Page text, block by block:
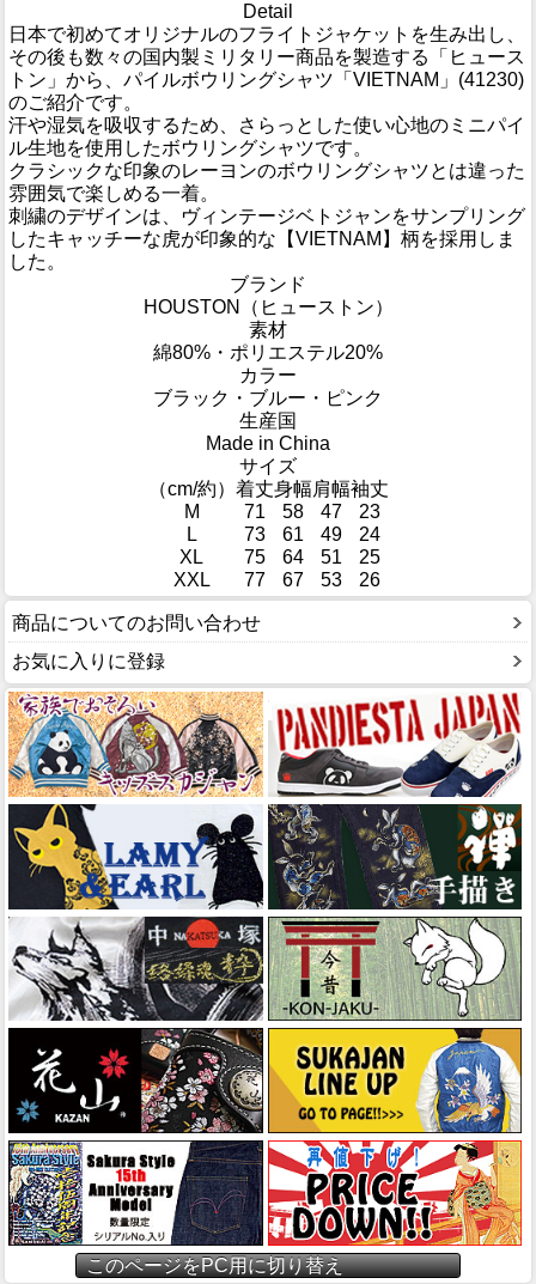
Detail
日本で初めてオリジナルのフライトジャケットを生み出し、
その後も数々の国内製ミリタリー商品を製造する「ヒュース
トン」から、パイルボウリングシャツ「VIETNAM」(41230)
のご紹介です。
汗や湿気を吸収するため、さらっとした使い心地のミニパイ
ル生地を使用したボウリングシャツです。
クラシックな印象のレーヨンのボウリングシャツとは違った
雰囲気で楽しめる一着。
刺繍のデザインは、ヴィンテージベトジャンをサンプリング
したキャッチーな虎が印象的な【VIETNAM】柄を採用しま
した。
ブランド
HOUSTON（ヒューストン）
素材
綿80%・ポリエステル20%
カラー
ブラック・ブルー・ピンク
生産国
Made in China
サイズ
（cm/約） 着丈身幅肩幅袖丈
M
71 58 47
23
L
73 61 49
24
XL
75 64 51
25
XXL
77 67 53 26
商品についてのお問い合わせ
お気に入りに登録
このページをPC用に切り替え